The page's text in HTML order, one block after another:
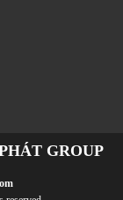
GROUP